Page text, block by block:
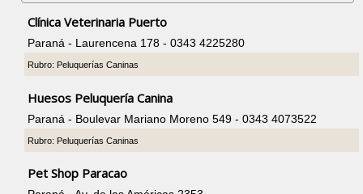
Clínica Veterinaria Puerto
Paraná - Laurencena 178 - 0343 4225280
Rubro: Peluquerías Caninas
Huesos Peluquería Canina
Paraná - Boulevar Mariano Moreno 549 - 0343 4073522
Rubro: Peluquerías Caninas
Pet Shop Paracao